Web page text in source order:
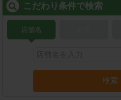
こだわり条件で検索
店舗名
検索